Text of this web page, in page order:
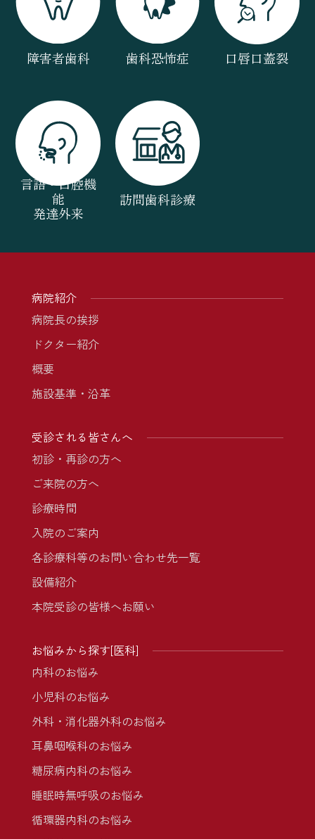
障害者歯科 歯科恐怖症 口唇口蓋裂
言語・口腔機
能
発達外来
訪問歯科診療
病院紹介
病院長の挨拶
ドクター紹介
概要
施設基準・沿革
受診される皆さんへ
初診・再診の方へ
ご来院の方へ
診療時間
入院のご案内
各診療科等のお問い合わせ先一覧
設備紹介
本院受診の皆様へお願い
お悩みから探す[医科]
内科のお悩み
小児科のお悩み
外科・消化器外科のお悩み
耳鼻咽喉科のお悩み
糖尿病内科のお悩み
睡眠時無呼吸のお悩み
循環器内科のお悩み